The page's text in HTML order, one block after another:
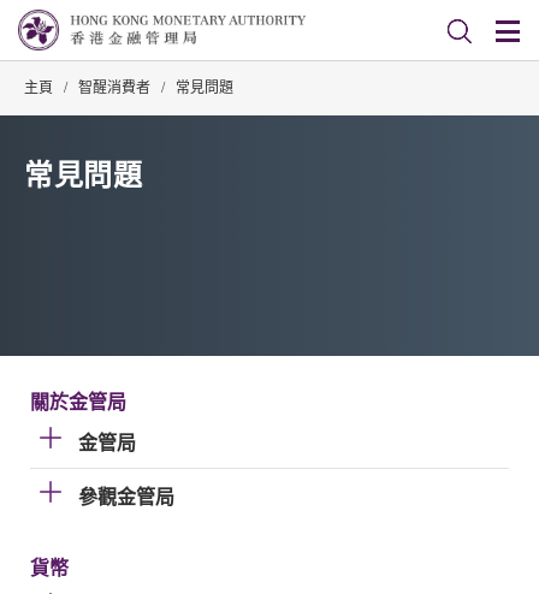
主頁 / 智醒消費者 / 常見問題
常見問題
關於金管局
金管局
參觀金管局
貨幣